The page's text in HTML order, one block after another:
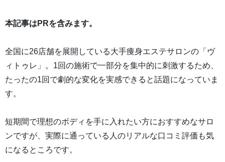
本記事はPRを含みます。
全国に26店舗を展開している大手痩身エステサロンの「ヴ
ィトゥレ」。1回の施術で一部分を集中的に刺激するため、
たったの1回で劇的な変化を実感できると話題になっていま
す。
短期間で理想のボディを手に入れたい方におすすめなサロ
ンですが、実際に通っている人のリアルな口コミ評価も気
になるところです。